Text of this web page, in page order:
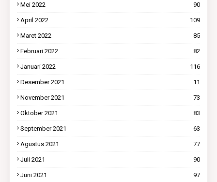
Mei 2022 90
April 2022 109
Maret 2022 85
Februari 2022 82
Januari 2022 116
Desember 2021 11
November 2021 73
Oktober 2021 83
September 2021 63
Agustus 2021 77
Juli 2021 90
Juni 2021 97